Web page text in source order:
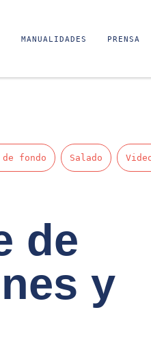
MANUALIDADES PRENSA
fondo Salado
de
y